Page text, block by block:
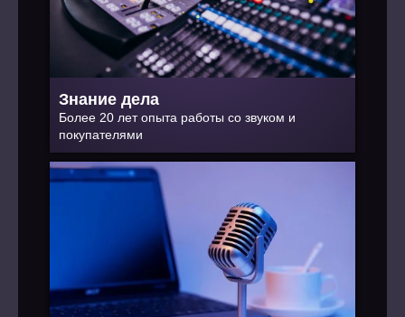
Знание дела
Более 20 лет опыта работы со звуком и
покупателями